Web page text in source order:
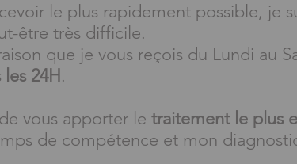
le plus rapidement possible, je
être très difficile.
que je vous reçois du Lundi au
24H .
vous apporter le traitement le plus
de compétence et mon